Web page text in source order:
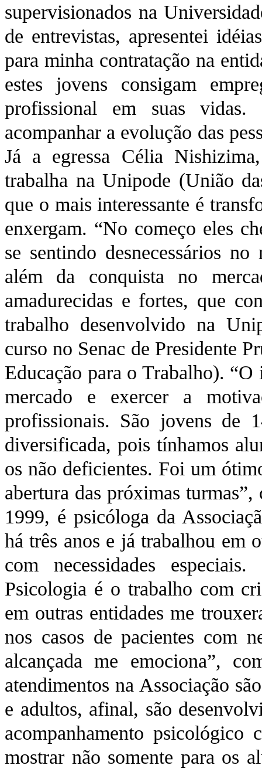
supervisionados na
de entrevistas, apresentei
para minha contratação na
estes jovens consigam
profissional em suas
acompanhar a evolução das
Já a egressa Célia
trabalha na Unipode (União
que o mais interessante é
enxergam. “No começo eles
se sentindo desnecessários
além da conquista no
amadurecidas e fortes, que
trabalho desenvolvido na
curso no Senac de Presidente
Educação para o Trabalho).
mercado e exercer a
profissionais. São jovens de
diversificada, pois tínhamos
os não deficientes. Foi um
abertura das próximas
1999, é psicóloga da
há três anos e já trabalhou em
com necessidades
Psicologia é o trabalho com
em outras entidades me
nos casos de pacientes com
alcançada me emociona”,
atendimentos na Associação
e adultos, afinal, são
acompanhamento
mostrar não somente para os